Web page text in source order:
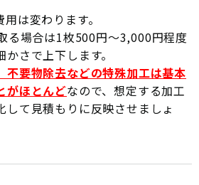
は変わります。
る場合は1枚500円〜3,000円程度
さで上下します。
不要物除去などの特殊加工は基本
がほとんどなので、想定する加工
して見積もりに反映させましょ